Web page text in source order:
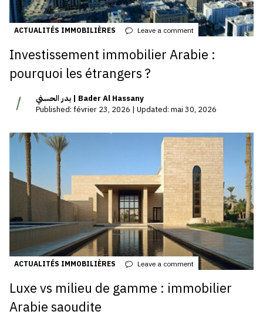
ACTUALITÉS IMMOBILIÈRES Leave a comment
Investissement immobilier Arabie :
pourquoi les étrangers ?
بدر الحسني | Bader Al Hassany
Published: février 23, 2026 | Updated: mai 30, 2026
ACTUALITÉS IMMOBILIÈRES Leave a comment
Luxe vs milieu de gamme : immobilier
Arabie saoudite